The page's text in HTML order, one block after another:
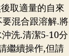
取適量的自來
混合跟溶解.將
洗.清潔5-10分
繼續操作,但請